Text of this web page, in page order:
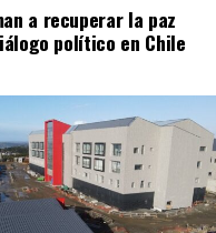
a recuperar la paz
político en Chile